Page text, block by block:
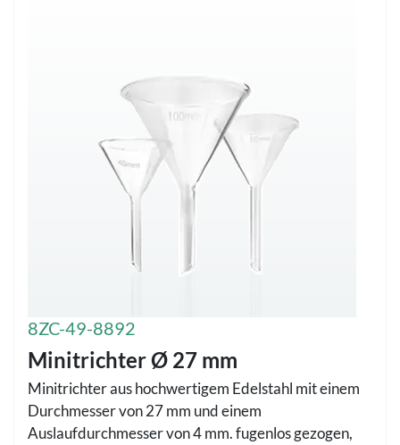
8ZC-49-8892
Minitrichter Ø 27 mm
Minitrichter aus hochwertigem Edelstahl mit einem
Durchmesser von 27 mm und einem
Auslaufdurchmesser von 4 mm. fugenlos gezogen,